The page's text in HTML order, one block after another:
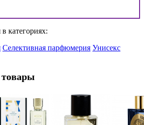
категориях:
Селективная парфюмерия Унисекс